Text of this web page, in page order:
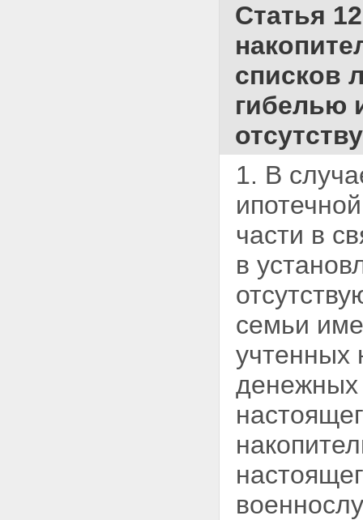
Статья
списков
гибелью
1. В
части в
в
семьи
учтенных
денежных